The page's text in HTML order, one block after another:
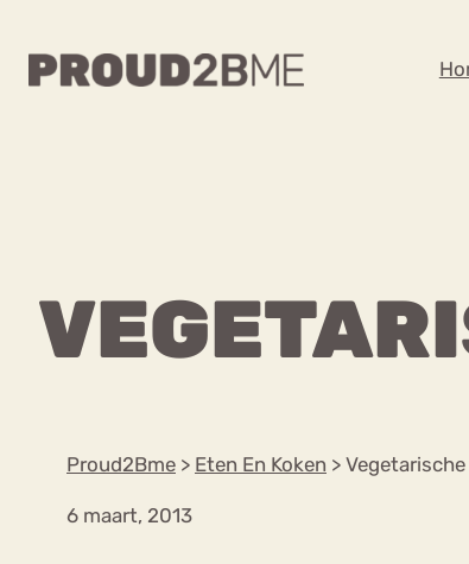
naar
Proud2Bme > Eten En Koken >
6 maart, 2013
Content
Over ons
WAAR BEN JE
Over proud2bme
Vacatures
Privacyverklaring